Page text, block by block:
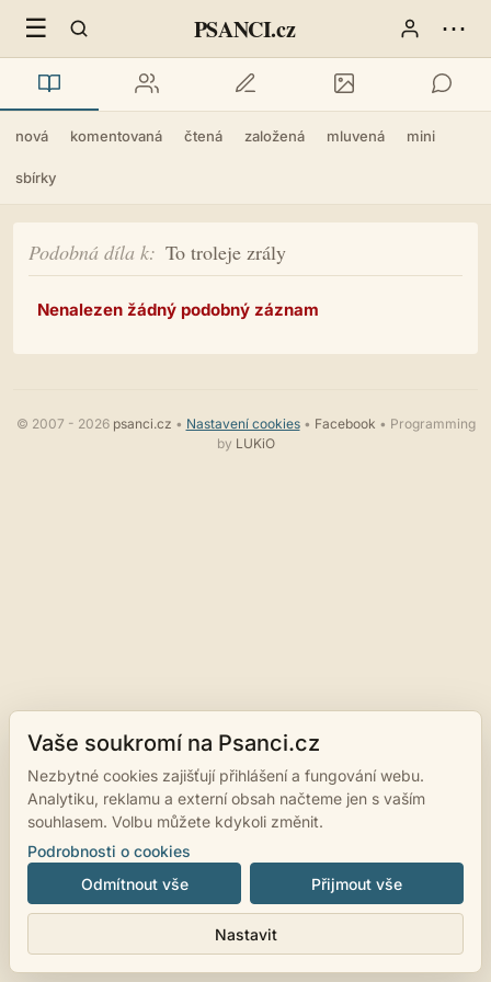
☰ PSANCI.cz ⋯
nová komentovaná čtená založená mluvená mini
sbírky
Podobná díla k To troleje zrály
Nenalezen žádný podobný záznam
© 2007 - 2026 psanci.cz • Nastavení cookies• Facebook • Programming
by LUKiO
Vaše soukromí na Psanci.cz
Nezbytné cookies zajišťují přihlášení a fungování webu.
Analytiku, reklamu a externí obsah načteme jen s vaším
souhlasem. Volbu můžete kdykoli změnit.
Podrobnosti o cookies
Odmítnout vše
Nastavit
Přijmout vše